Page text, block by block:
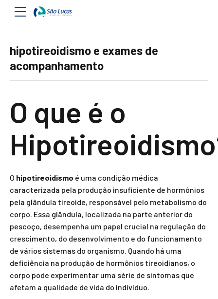
hipotireoidismo e exames de
acompanhamento
O que é o
O hipotireoidismo é uma condição médica
caracterizada pela produção insuficiente de hormônios
pela glândula tireoide, responsável pelo metabolismo do
corpo. Essa glândula, localizada na parte anterior do
pescoço, desempenha um papel crucial na regulação do
crescimento, do desenvolvimento e do funcionamento
de vários sistemas do organismo. Quando há uma
deficiência na produção de hormônios tireoidianos, o
corpo pode experimentar uma série de sintomas que
afetam a qualidade de vida do indivíduo.